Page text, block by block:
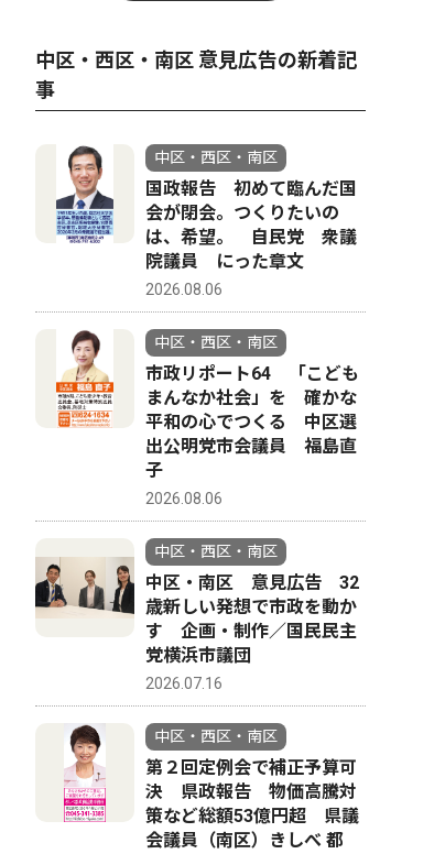
中区・西区・南区 意見広告の新着記
事
中区・西区・南区
国政報告 初めて臨んだ国
会が閉会。つくりたいの
は、希望。 自民党 衆議
院議員 にった章文
2026.08.06
中区・西区・南区
市政リポート64 「こども
まんなか社会」を 確かな
平和の心でつくる 中区選
出公明党市会議員 福島直
子
2026.08.06
中区・西区・南区
中区・南区 意見広告 32
歳新しい発想で市政を動か
す 企画・制作／国民民主
党横浜市議団
2026.07.16
中区・西区・南区
第２回定例会で補正予算可
決 県政報告 物価高騰対
策など総額53億円超 県議
会議員（南区）きしべ 都